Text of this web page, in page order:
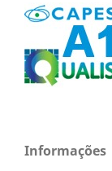
Informações